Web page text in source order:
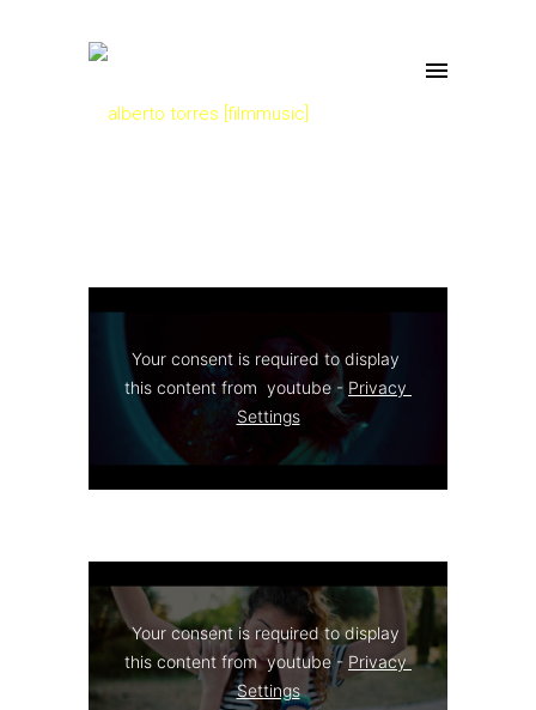
Your consent is required to display
this content from  youtube - Privacy
Settings
Your consent is required to display
this content from  youtube - Privacy
Settings